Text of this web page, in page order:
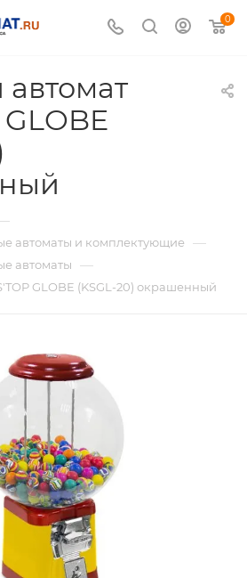
0
автоматы и комплектующие —
автоматы —
GLOBE (KSGL-20) окрашенный